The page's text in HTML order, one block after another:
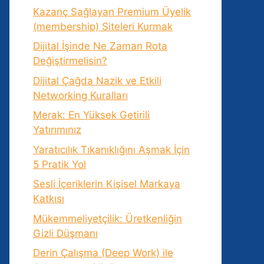
Kazanç Sağlayan Premium Üyelik
(membership) Siteleri Kurmak
Dijital İşinde Ne Zaman Rota
Değiştirmelisin?
Dijital Çağda Nazik ve Etkili
Networking Kuralları
Merak: En Yüksek Getirili
Yatırımınız
Yaratıcılık Tıkanıklığını Aşmak İçin
5 Pratik Yol
Sesli İçeriklerin Kişisel Markaya
Katkısı
Mükemmeliyetçilik: Üretkenliğin
Gizli Düşmanı
Derin Çalışma (Deep Work) ile